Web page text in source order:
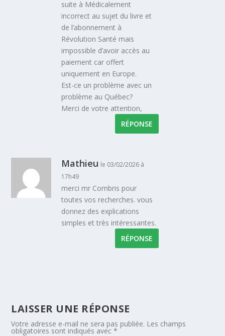
suite à Médicalement
incorrect au sujet du livre et
de l’abonnement à
Révolution Santé mais
impossible d’avoir accès au
paiement car offert
uniquement en Europe.
Est-ce un problème avec un
problème au Québec?
Merci de votre attention,
RÉPONSE
Mathieu le 03/02/2026 à
17h49
merci mr Combris pour
toutes vos recherches. vous
donnez des explications
simples et très intéressantes.
RÉPONSE
LAISSER UNE RÉPONSE
Votre adresse e-mail ne sera pas publiée. Les champs
obligatoires sont indiqués avec*